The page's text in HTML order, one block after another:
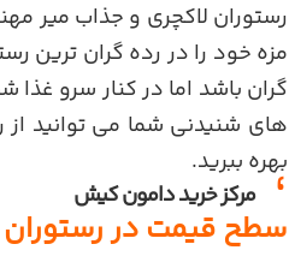
رستوران لاکچری و جذاب میر
مزه خود را در رده گران ترین
گران باشد اما در کنار سرو
های شنیدنی شما می توانید از
بهره ببرید.
مرکز خرید دامون کیش
سطح قیمت در